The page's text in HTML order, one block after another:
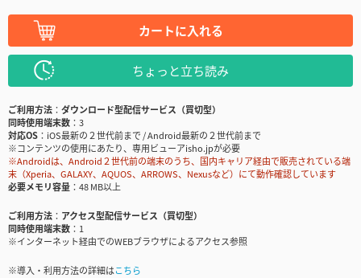
カートに入れる
ちょっと立ち読み
ご利用方法
ダウンロード型配信サービス（買切型）
同時使用端末数
3
対応OS
iOS最新の２世代前まで / Android最新の２世代前まで
※コンテンツの使用にあたり、専用ビューアisho.jpが必要
※Androidは、Android２世代前の端末のうち、国内キャリア経由で販売されている端
末（Xperia、GALAXY、AQUOS、ARROWS、Nexusなど）にて動作確認しています
必要メモリ容量
48 MB以上
ご利用方法
アクセス型配信サービス（買切型）
同時使用端末数
1
※インターネット経由でのWEBブラウザによるアクセス参照
※導入・利用方法の詳細はこちら